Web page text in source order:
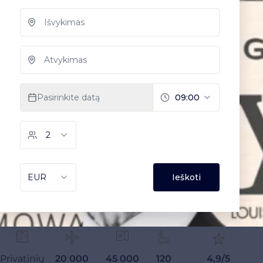
Privatinių
20 000
45 000
120
4,9/5